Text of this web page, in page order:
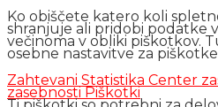
Ko obiščete katero koli
shranjuje ali pridobi podatke
večinoma v obliki piškotkov.
osebne nastavitve za
Zahtevani Statistika Center
zasebnostiPiškotki